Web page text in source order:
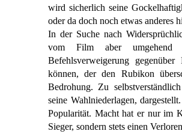
wird sicherlich seine
oder da doch noch etwas anderes
In der Suche nach
vom Film aber umgehend
Befehlsverweigerung
können, der den Rubikon
Bedrohung. Zu
seine Wahlniederlagen,
Popularität. Macht hat er nur im
Sieger, sondern stets einen